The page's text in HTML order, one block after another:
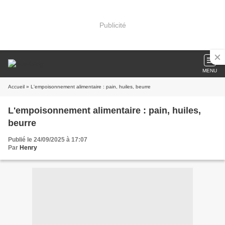
Publicité
MENU
Accueil » L'empoisonnement alimentaire : pain, huiles, beurre
L'empoisonnement alimentaire : pain, huiles,
beurre
Publié le 24/09/2025 à 17:07
Par Henry